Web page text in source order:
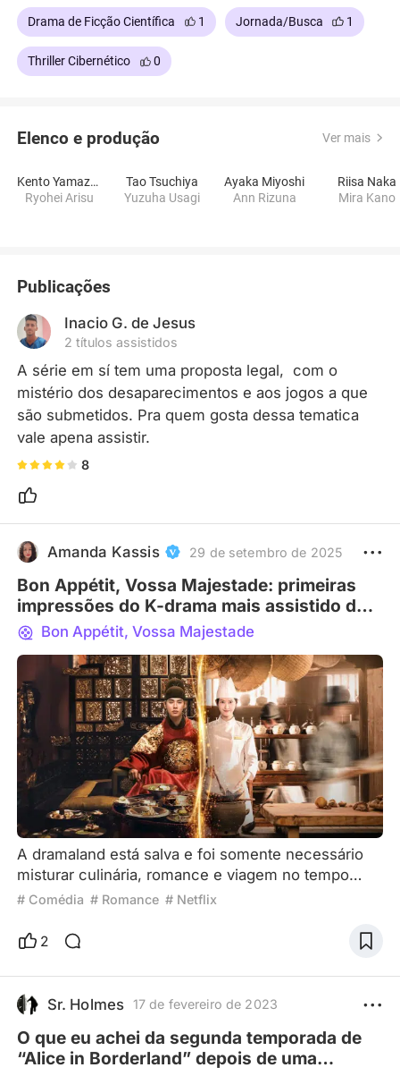
Drama de Ficção Científica 1 Jornada/Busca 1
Thriller Cibernético 0
Elenco e produção Ver mais
Kento Yamazaki
Ryohei Arisu
Tao Tsuchiya
Yuzuha Usagi
Ayaka Miyoshi
Ann Rizuna
Riisa Naka
Mira Kano
Publicações
Inacio G. de Jesus
2 títulos assistidos
A série em sí tem uma proposta legal,  com o
mistério dos desaparecimentos e aos jogos a que
são submetidos. Pra quem gosta dessa tematica
vale apena assistir.
8
Amanda Kassis 29 de setembro de 2025
Bon Appétit, Vossa Majestade: primeiras
impressões do K-drama mais assistido de
2025Bon Appétit, Vossa Majestade
A dramaland está salva e foi somente necessário
misturar culinária, romance e viagem no tempo
para que os dorameiros se encantassem por uma
mínimo, água com salsicha em termos de
trocadilho com comida que usarei ao longo do
artigo. Com o episódio final disponibilizado hoje,
este parece ser o momento idea
# Comédia # Romance # Netflix
2
Sr. Holmes 17 de fevereiro de 2023
O que eu achei da segunda temporada de
“Alice in Borderland” depois de uma